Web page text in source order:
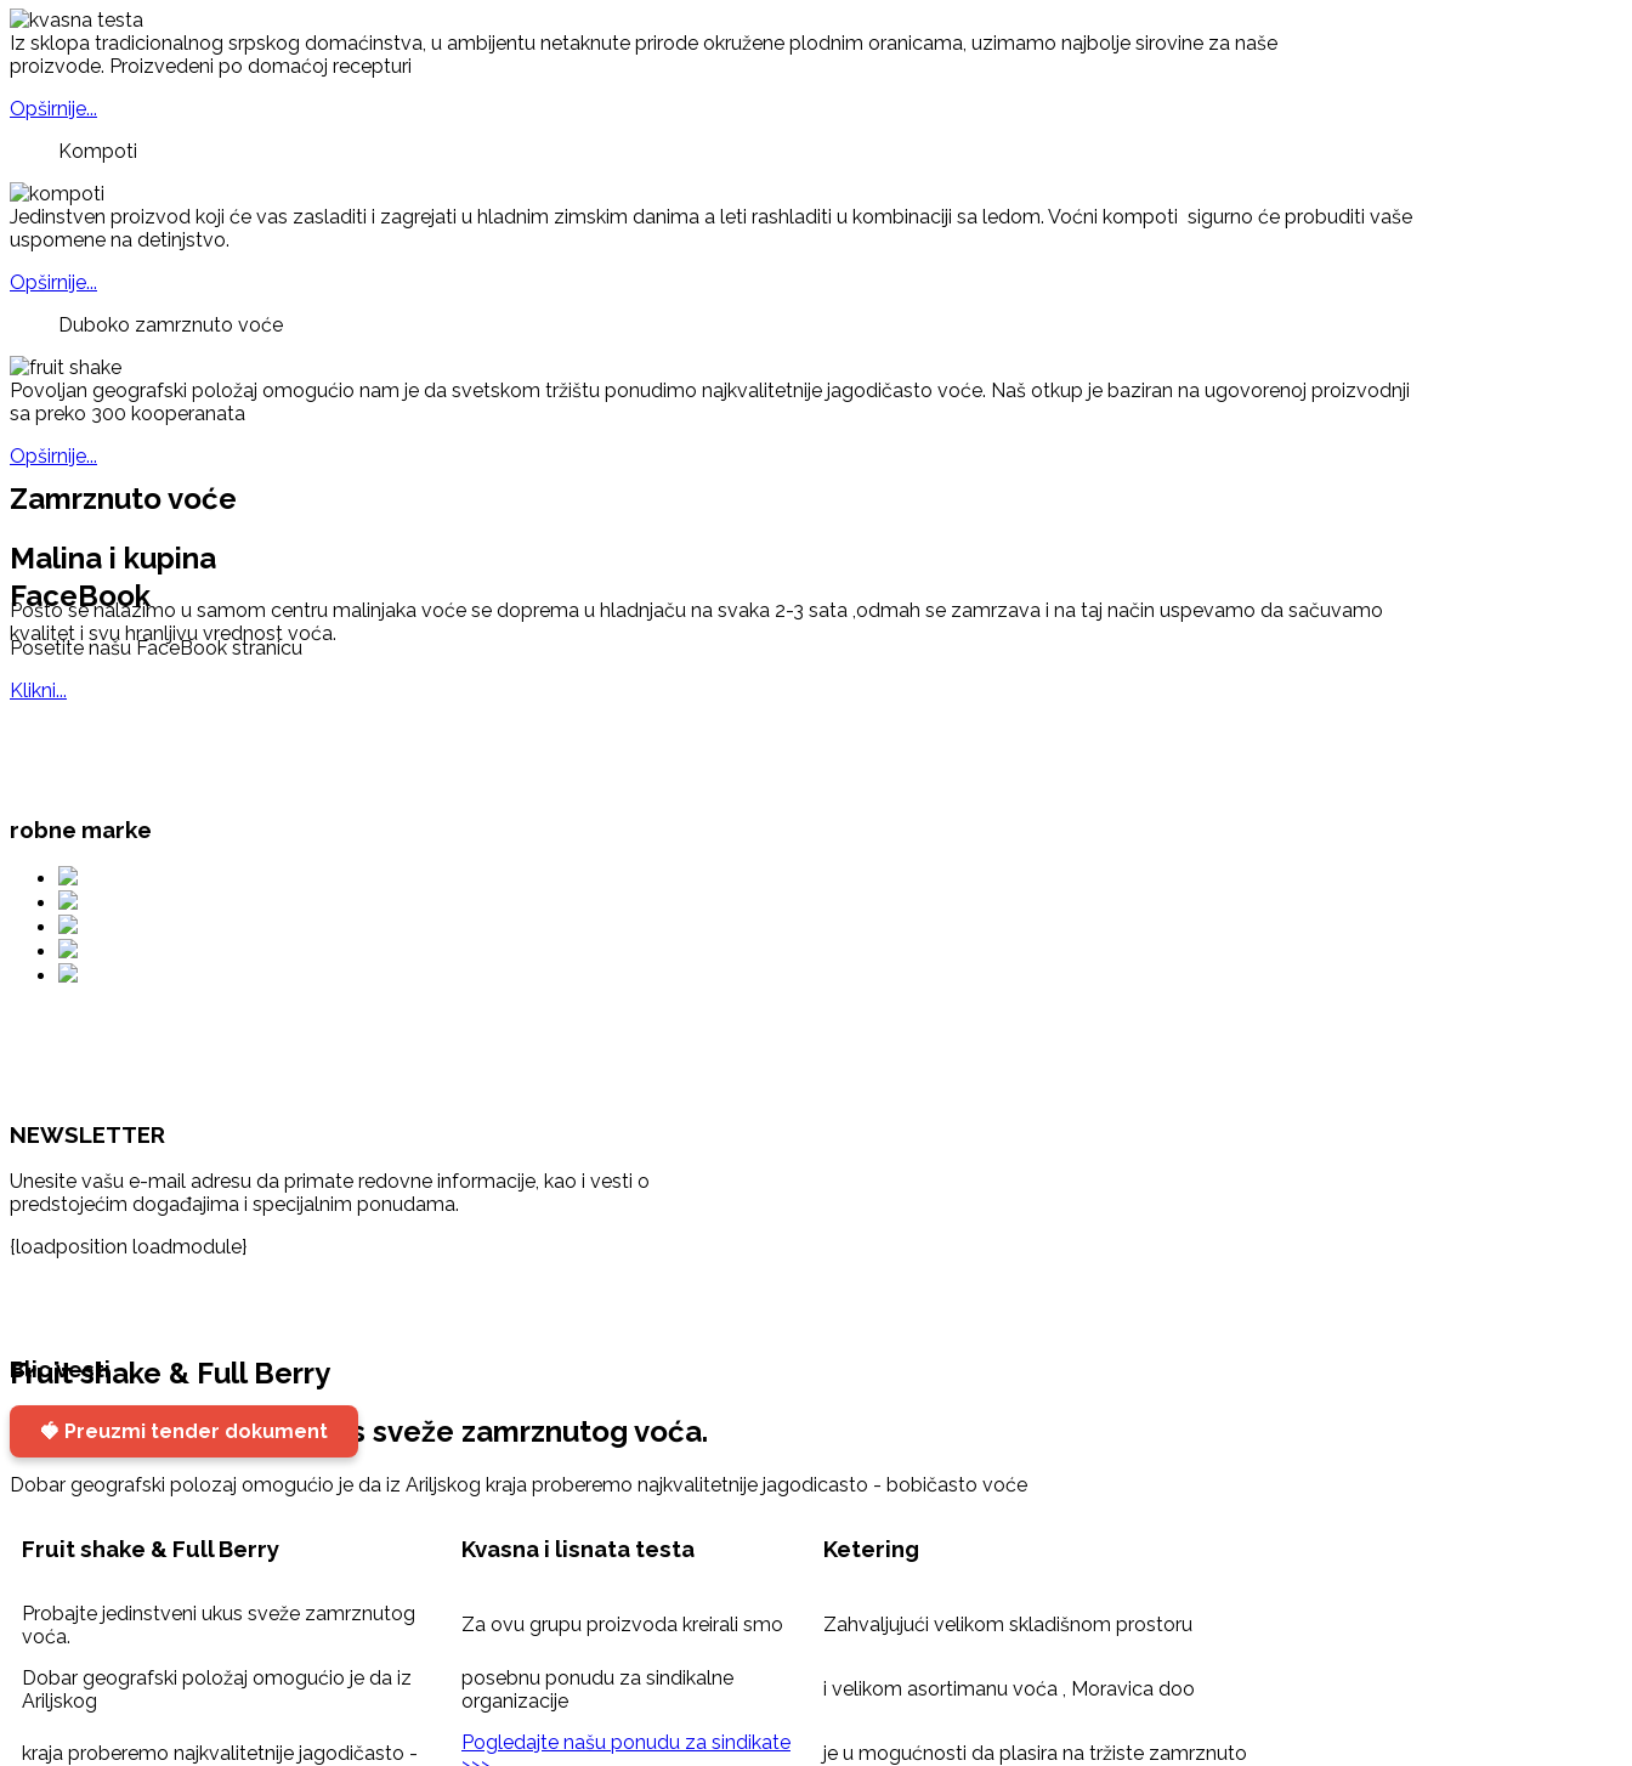
Zamrznuto voće
Malina i kupina
Pošto se nalazimo u samom centru malinjaka voće se doprema u hladnjaču na svaka 2-3 sata ,odmah se zamrzava i na taj način uspevamo da sačuvamo
kvalitet i svu hranljivu vrednost voća.
Fruit shake & Full Berry
Probajte jedinstveni ukus sveže zamrznutog voća.
Dobar geografski polozaj omogućio je da iz Ariljskog kraja proberemo najkvalitetnije jagodicasto - bobičasto voće
Iz sklopa tradicionalnog srpskog domaćinstva, u ambijentu netaknute prirode okružene plodnim oranicama, uzimamo najbolje sirovine za naše
proizvode. Proizvedeni po domaćoj recepturi
Opširnije...
Kompoti
Jedinstven proizvod koji će vas zasladiti i zagrejati u hladnim zimskim danima a leti rashladiti u kombinaciji sa ledom. Voćni kompoti sigurno će probuditi vaše
uspomene na detinjstvo.
Opširnije...
Duboko zamrznuto voće
Povoljan geografski položaj omogućio nam je da svetskom tržištu ponudimo najkvalitetnije jagodičasto voće. Naš otkup je baziran na ugovorenoj proizvodnji
sa preko 300 kooperanata
Opširnije...
FaceBook
Posetite našu FaceBook stranicu
Klikni...
robne marke
NEWSLETTER
Unesite vašu e-mail adresu da primate redovne informacije, kao i vesti o
predstojećim događajima i specijalnim ponudama.
{loadposition loadmodule}
Blic vesti
🍓 Preuzmi tender dokument
Fruit shake & Full Berry Kvasna i lisnata testa Ketering
Probajte jedinstveni ukus sveže zamrznutog
voća.
Za ovu grupu proizvoda kreirali smo Zahvaljujući velikom skladišnom prostoru
Dobar geografski položaj omogućio je da iz
Ariljskog
posebnu ponudu za sindikalne
organizacije
i velikom asortimanu voća , Moravica doo
kraja proberemo najkvalitetnije jagodičasto -
Pogledajte našu ponudu za sindikate
je u mogućnosti da plasira na tržiste zamrznuto